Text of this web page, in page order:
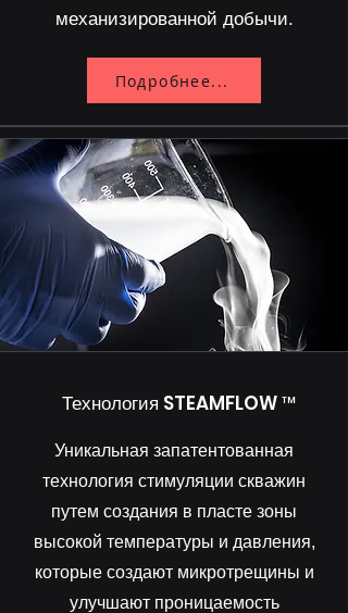
механизированной добычи.
Подробнее...
Технология STEAMFLOW ™
Уникальная запатентованная
технология стимуляции скважин
путем создания в пласте зоны
высокой температуры и давления,
которые создают микротрещины и
улучшают проницаемость